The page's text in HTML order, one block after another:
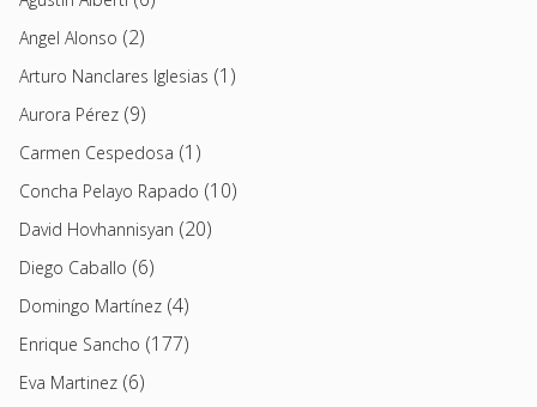
Angel Alonso (2)
Arturo Nanclares Iglesias (1)
Aurora Pérez (9)
Carmen Cespedosa (1)
Concha Pelayo Rapado (10)
David Hovhannisyan (20)
Diego Caballo (6)
Domingo Martínez (4)
Enrique Sancho (177)
Eva Martinez (6)